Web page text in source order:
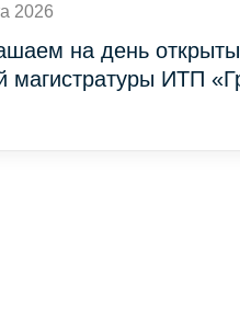
2026
на день
магистратуры ИТП